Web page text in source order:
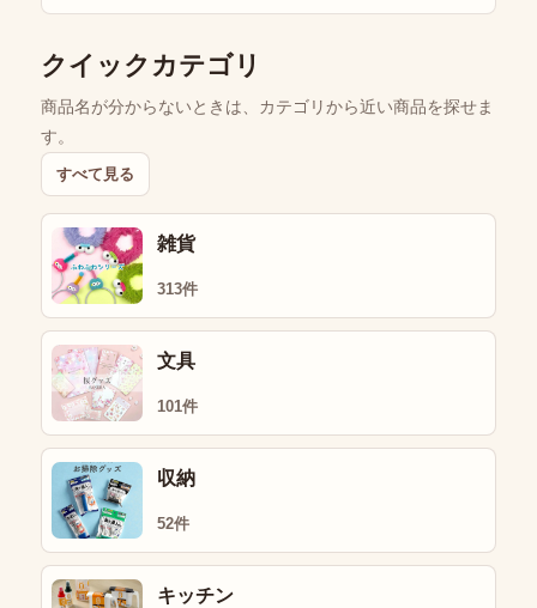
クイックカテゴリ
商品名が分からないときは、カテゴリから近い商品を探せま
す。
すべて見る
雑貨
313件
文具
101件
収納
52件
キッチン